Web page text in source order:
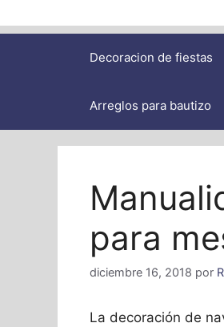
Decoracion de fiestas
Arreglos para bautizo
para
diciembre 16, 2018 por
La decoración de